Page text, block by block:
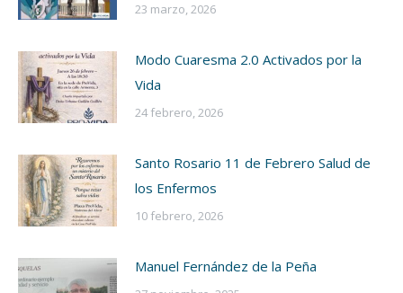
23 marzo, 2026
Modo Cuaresma 2.0 Activados por la
Vida
24 febrero, 2026
Santo Rosario 11 de Febrero Salud de
los Enfermos
10 febrero, 2026
Manuel Fernández de la Peña